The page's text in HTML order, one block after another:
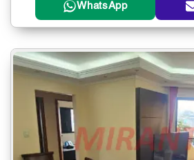
WhatsApp